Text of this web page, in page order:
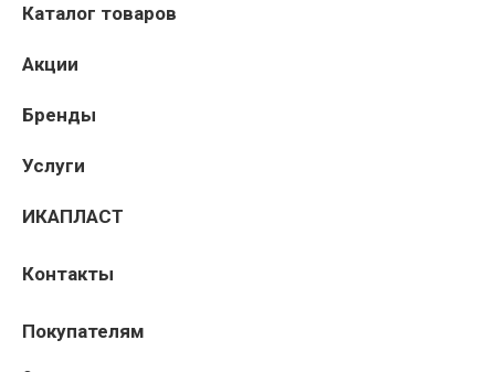
Каталог товаров
Акции
Бренды
Услуги
ИКАПЛАСТ
Контакты
Покупателям